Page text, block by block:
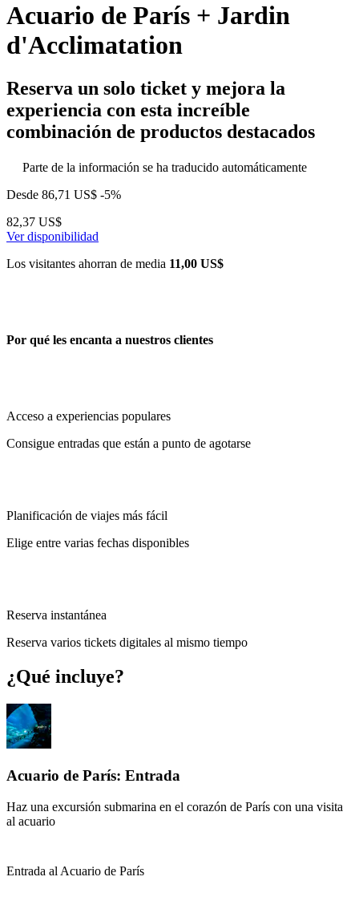
Acuario de París + Jardin
d'Acclimatation
Reserva un solo ticket y mejora la
experiencia con esta increíble
combinación de productos destacados
Parte de la información se ha traducido automáticamente
Desde 86,71 US$ -5%
82,37 US$
Ver disponibilidad
Los visitantes ahorran de media 11,00 US$
Por qué les encanta a nuestros clientes
Acceso a experiencias populares
Consigue entradas que están a punto de agotarse
Planificación de viajes más fácil
Elige entre varias fechas disponibles
Reserva instantánea
Reserva varios tickets digitales al mismo tiempo
¿Qué incluye?
Acuario de París: Entrada
Haz una excursión submarina en el corazón de París con una visita
al acuario
Entrada al Acuario de París